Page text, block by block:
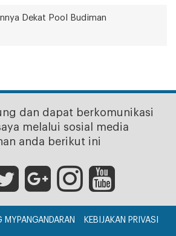
Dekat Pool Budiman
dan dapat berkomunikasi
melalui sosial media
anda berikut ini
MYPANGANDARAN KEBIJAKAN PRIVASI